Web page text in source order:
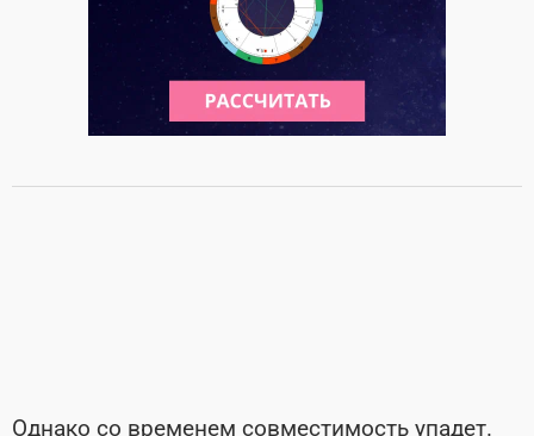
Однако со временем совместимость упадет.